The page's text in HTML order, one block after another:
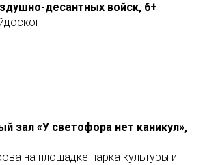
десантных войск, 6+
зал «У светофора нет каникул»,
на площадке парка культуры и